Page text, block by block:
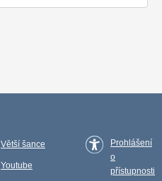
Větší šance
Youtube
Prohlášení
o
přístupnosti